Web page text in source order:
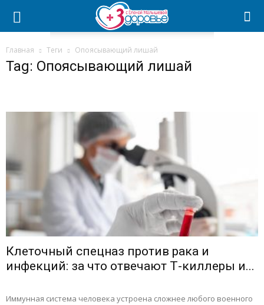
Главная Теги Опоясывающий лишай
Tag: Опоясывающий лишай
Клеточный спецназ против рака и
инфекций: за что отвечают Т-киллеры и...
Иммунная система человека устроена сложнее любого военного